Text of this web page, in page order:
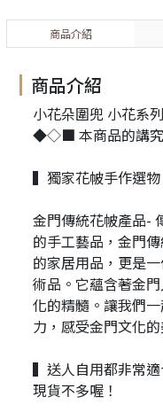
商品介紹
商品介紹
小花朵圍兜 小花系
◆◇■ 本商品的講
▍獨家花帔手作選物
金門傳統花帔產品-
的手工藝品，金門
的家居用品，更是
術品。它蘊含著金
化的精髓。讓我們
力，感受金門文化的
▍送人自用都非常適
現貨不多喔！